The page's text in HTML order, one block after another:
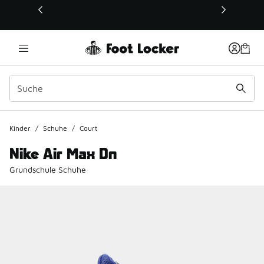
Dieser Link öffnet sich in einem neuen Fenster
Kinder / Schuhe / Court
Nike Air Max Dn
Grundschule Schuhe